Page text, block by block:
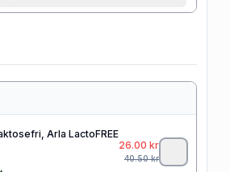
Arla LactoFREE
26.00 kr
40.50kr